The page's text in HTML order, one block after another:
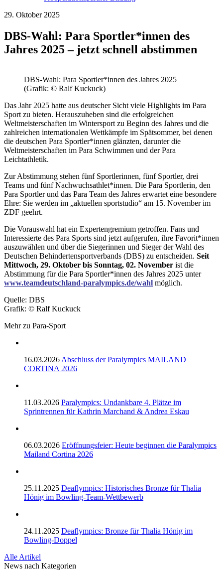
29. Oktober 2025
DBS-Wahl: Para Sportler*innen des
Jahres 2025 – jetzt schnell abstimmen
DBS-Wahl: Para Sportler*innen des Jahres 2025
(Grafik: © Ralf Kuckuck)
Das Jahr 2025 hatte aus deutscher Sicht viele Highlights im Para
Sport zu bieten. Herauszuheben sind die erfolgreichen
Weltmeisterschaften im Wintersport zu Beginn des Jahres und die
zahlreichen internationalen Wettkämpfe im Spätsommer, bei denen
die deutschen Para Sportler*innen glänzten, darunter die
Weltmeisterschaften im Para Schwimmen und der Para
Leichtathletik.
Zur Abstimmung stehen fünf Sportlerinnen, fünf Sportler, drei
Teams und fünf Nachwuchsathlet*innen. Die Para Sportlerin, den
Para Sportler und das Para Team des Jahres erwartet eine besondere
Ehre: Sie werden im „aktuellen sportstudio“ am 15. November im
ZDF geehrt.
Die Vorauswahl hat ein Expertengremium getroffen. Fans und
Interessierte des Para Sports sind jetzt aufgerufen, ihre Favorit*innen
auszuwählen und über die Siegerinnen und Sieger der Wahl des
Deutschen Behindertensportverbands (DBS) zu entscheiden. Seit
Mittwoch, 29. Oktober bis Sonntag, 02. November ist die
Abstimmung für die Para Sportler*innen des Jahres 2025 unter
www.teamdeutschland-paralympics.de/wahl möglich.
Quelle: DBS
Grafik: © Ralf Kuckuck
Mehr zu Para-Sport
16.03.2026 Abschluss der Paralympics MAILAND
CORTINA 2026
11.03.2026 Paralympics: Undankbare 4. Plätze im
Sprintrennen für Kathrin Marchand & Andrea Eskau
06.03.2026 Eröffnungsfeier: Heute beginnen die Paralympics
Mailand Cortina 2026
25.11.2025 Deaflympics: Historisches Bronze für Thalia
Hönig im Bowling-Team-Wettbewerb
24.11.2025 Deaflympics: Bronze für Thalia Hönig im
Bowling-Doppel
Alle Artikel
News nach Kategorien